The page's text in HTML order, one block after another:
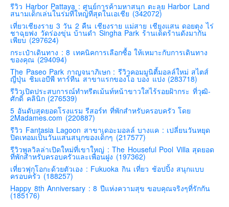
สวิสเซอร์แลนด์
โปรตุเกส
สเปน
โครเอเชีย
สโลเวเนีย
มอนเตรเนโกร
บอสเนียและเฮอร์เซโกวีน่า
ญี่ปุ่น
คันโต-โตเกียวและรอบๆ
คันไซ-โอซาก้า เกียวโต
คิวชู – ฟุกุโอกะ ซางะ เปปปุ ยุฟุอิน นางาซากิ
ฟูจิ
ฮอกไกโด
รีวิว Harbor Pattaya : ศูนย์การค้ามหาสนุก ตะลุย Harbor Land
สนามเด็กเล่นในร่มที่ใหญ่ที่สุดในเอเชีย (342072)
เที่ยวเชียงราย 3 วัน 2 คืน เชียงราย แม่สาย เชียงแสน ดอยตุง ไร่
ชาฉุยฟง วัดร่องขุ่น บ้านดำ Singha Park ร้านเด็ดร้านดังมากัน
เพียบ (297624)
กระเป๋าเดินทาง : 8 เทคนิคการเลือกซื้อ ให้เหมาะกับการเดินทาง
ของคุณ (294094)
The Paseo Park กาญจนาภิเษก : รีวิวคอมมูนิตี้มอลล์ใหม่ สไตส์
ญี่ปุ่น ชิมเอบีพี ทาร์ทีน สาขาแรกของโอ บอง แปง (283718)
รีวิวเปิดประสบการณ์ทำทรีตเม้นท์หน้าขาวใสไร้รอยฝ้ากระ ที่วุฒิ-
ศักดิ์ คลินิก (276539)
5 อันดับสุดยอดโรงแรม รีสอร์ท ที่พักสำหรับครอบครัว โดย
2Madames.com (220887)
รีวิว Fantasia Lagoon สาขาเดอะมอลล์ บางแค : เปลี่ยนวันหยุด
ปิดเทอมเป็นวันแสนสนุกของเด็กๆ (217577)
รีวิวพูลวิลล่าเปิดใหม่ที่เขาใหญ่ : The Houseful Pool Villa สุดยอด
ที่พักสำหรับครอบครัวและเพื่อนฝูง (197362)
เที่ยวฟุกุโอกะด้วยตัวเอง : Fukuoka กิน เที่ยว ช้อปปิ้ง สนุกแบบ
ครอบครัว (188257)
Happy 8th Anniversary : 8 ปีแห่งความสุข ขอบคุณจริงๆที่รักกัน
(185176)